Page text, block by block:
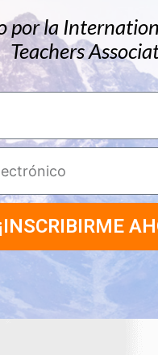
por la
Teachers
¡INSCRIBIRME